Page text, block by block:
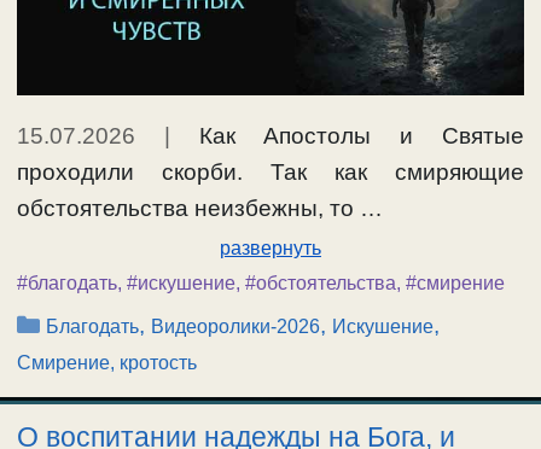
15.07.2026
Как Апостолы и Святые
проходили скорби. Так как смиряющие
обстоятельства неизбежны, то …
развернуть
#благодать, #искушение, #обстоятельства, #смирение
Рубрики
Благодать, Видеоролики-2026, Искушение,
Смирение, кротость
О воспитании надежды на Бога, и